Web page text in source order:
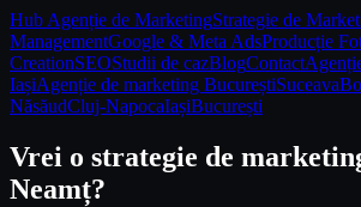
Hub Agenție de MarketingStrategie de
ManagementGoogle & Meta AdsProducție
CreationSEOStudii de cazBlogContact
IașiAgenție de marketing BucureștiSuceava
NăsăudCluj-NapocaIașiBucurești
Vrei o strategie de
Neamț?